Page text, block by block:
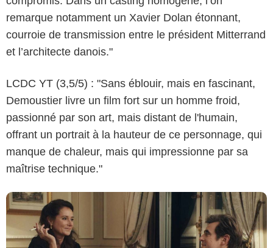
remarque notamment un Xavier Dolan étonnant,
courroie de transmission entre le président Mitterrand
et l’architecte danois."
LCDC YT (3,5/5) : "Sans éblouir, mais en fascinant,
Demoustier livre un film fort sur un homme froid,
passionné par son art, mais distant de l'humain,
offrant un portrait à la hauteur de ce personnage, qui
manque de chaleur, mais qui impressionne par sa
maîtrise technique."